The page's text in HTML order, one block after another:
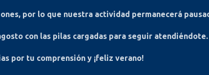
por lo que nuestra actividad permanecerá
con las pilas cargadas para seguir atendiéndote.
por tu comprensión y ¡feliz verano!